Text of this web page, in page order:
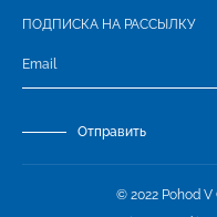
ПОДПИСКА НА РАССЫЛКУ
Отправить
© 2022 Pohod V